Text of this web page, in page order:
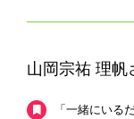
山岡宗祐 理
「一緒にいる